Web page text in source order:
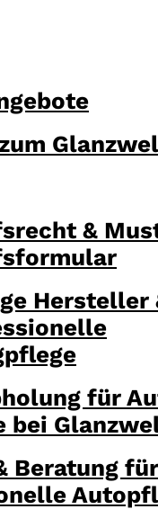
&
Hersteller
für
bei
Beratung für